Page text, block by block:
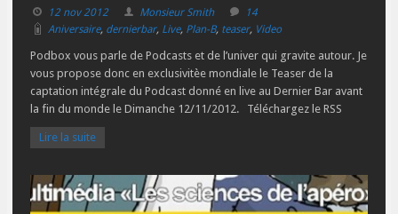
12 nov 2012 Monsieur Smith
14
Aniversaire, dernierbar, Live, Plan-B, teaser, Video
Podbox vous parle de Podcasts et de l’univer qui gravite autour. Je
vous propose donc en exclusivitèe mondiale le Teaser de la
captation intégrale du Podcast donné en live au Dernier Bar avant
la fin du monde le Dimanche 12/11/2012. Téléchargez le RSS
Lire la suite